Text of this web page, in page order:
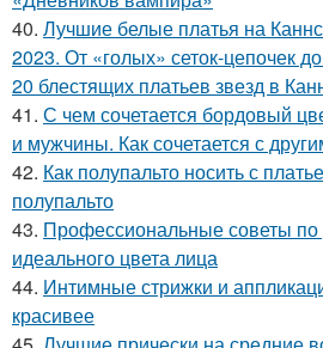
40. Лучшие белые платья на
2023. От «голых» сеток-цепочек
20 блестящих платьев звезд в
41. С чем сочетается бордовый
и мужчины. Как сочетается с
42. Как полупальто носить с
полупальто
43. Профессиональные советы
идеального цвета лица
44. Интимные стрижки и
красивее